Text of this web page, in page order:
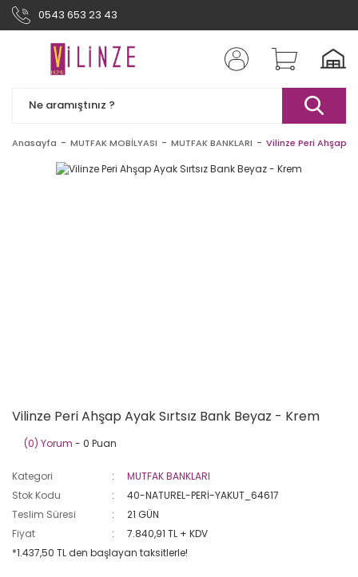
0543 653 23 43
Anasayfa MUTFAK MOBİLYASI MUTFAK BANKLARI Vilinze Peri Ahşap
Vilinze Peri Ahşap Ayak Sırtsız Bank Beyaz - Krem
(0) Yorum - 0 Puan
Kategori
MUTFAK BANKLARI
Stok Kodu
40-NATUREL-PERİ-YAKUT_64617
Teslim Süresi
21 GÜN
Fiyat
7.840,91 TL + KDV
*1.437,50 TL den başlayan taksitlerle!